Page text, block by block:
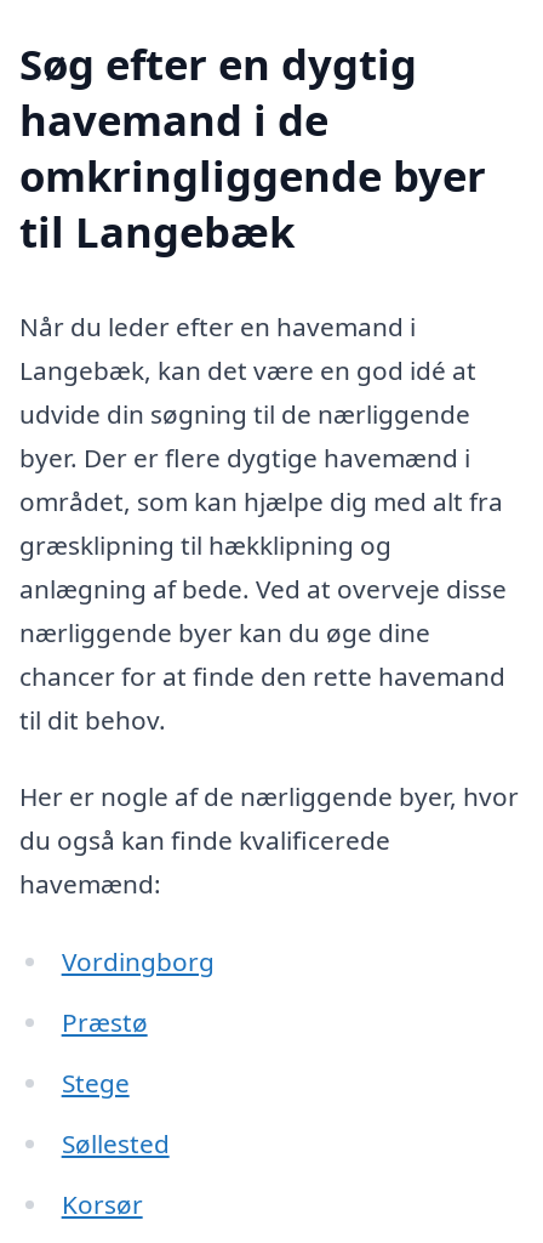
Søg efter en dygtig
havemand i de
omkringliggende byer
til Langebæk
Når du leder efter en havemand i
Langebæk, kan det være en god idé at
udvide din søgning til de nærliggende
byer. Der er flere dygtige havemænd i
området, som kan hjælpe dig med alt fra
græsklipning til hækklipning og
anlægning af bede. Ved at overveje disse
nærliggende byer kan du øge dine
chancer for at finde den rette havemand
til dit behov.
Her er nogle af de nærliggende byer, hvor
du også kan finde kvalificerede
havemænd:
Vordingborg
Præstø
Stege
Søllested
Korsør